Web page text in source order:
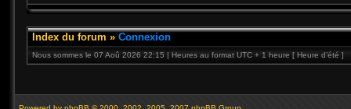
Index du forum » Connexion
Nous sommes le 07 Aoû 2026 22:15 | Heures au format UTC + 1 heure [ Heure d’été ]